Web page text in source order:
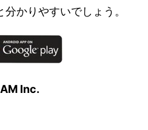
分かりやすいでしょう。
Inc.